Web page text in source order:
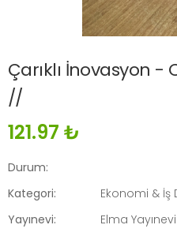
Çarıklı İnovasyon
//
121.97 ₺
Durum:
Kategori:
Ekonomi & İş
Yayınevi:
Elma Yayınevi